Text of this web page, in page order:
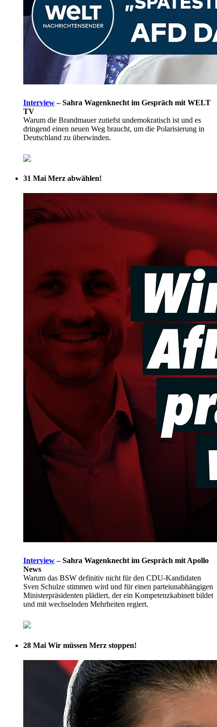
Interview– Sahra Wagenknecht im Gespräch mit WELT
TV
Warum die Brandmauer zutiefst undemokratisch ist und es
dringend einen neuen Weg braucht, um die Polarisierung in
Deutschland zu überwinden.
31 Mai Merz abwählen!
Interview– Sahra Wagenknecht im Gespräch mit Apollo
News
Warum das BSW definitiv nicht für den CDU-Kandidaten
Sven Schulze stimmen wird und für einen parteiunabhängigen
Ministerpräsidenten plädiert, der ein Kompetenzkabinett bildet
und mit wechselnden Mehrheiten regiert.
28 Mai Wir müssen Merz stoppen!